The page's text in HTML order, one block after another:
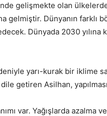
gelişmekte olan
gelmiştir. Dünyanın farklı
Dünyada 2030 yılına
yarı-kurak bir iklime
getiren Asilhan,
var. Yağışlarda azalma